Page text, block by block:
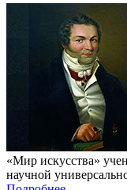
«Мир искусства»
научной